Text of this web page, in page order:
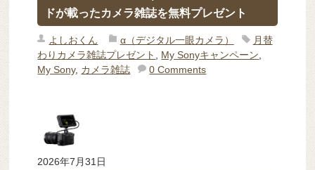
ドが載ったカメラ雑誌を無料プレゼント
よしおくん α（デジタル一眼カメラ）
月替
わりカメラ雑誌プレゼント
My Sonyキャンペーン
My Sony, カメラ雑誌 0 Comments
2026年7月31日